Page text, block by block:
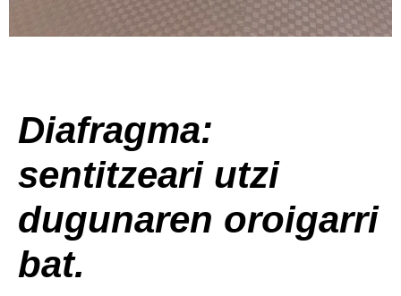
Diafragma:
sentitzeari utzi
dugunaren oroigarri
bat.